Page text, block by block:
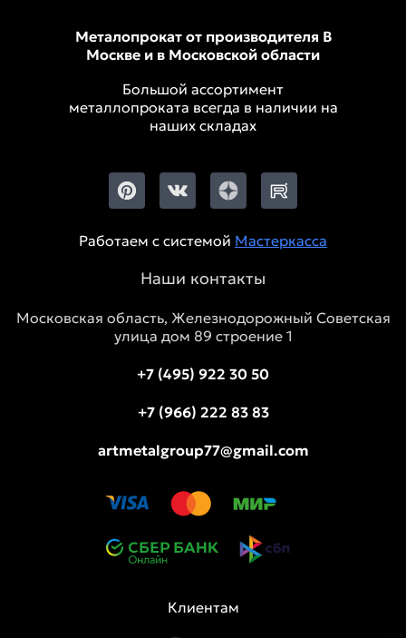
Металопрокат от производителя В
Москве и в Московской области
Большой ассортимент
металлопроката всегда в наличии на
наших складах
Работаем с системой Мастеркасса
Наши контакты
Московская область, Железнодорожный Советская
улица дом 89 строение 1
+7 (495) 922 30 50
+7 (966) 222 83 83
artmetalgroup77@gmail.com
Клиентам